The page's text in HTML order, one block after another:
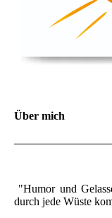
Über mich
"Humor und
durch jede Wüste